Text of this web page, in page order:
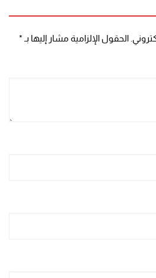
الحقول الإلزامية مشار إليها بـ *